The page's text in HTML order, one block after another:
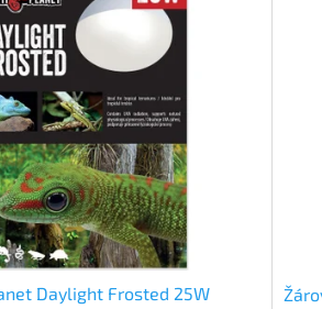
Daylight Frosted 25W